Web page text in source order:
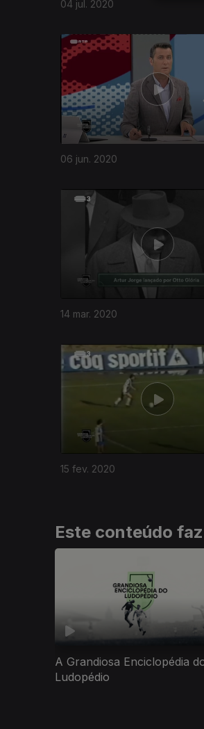
04 jul. 2020
06 jun. 2020
14 mar. 2020
15 fev. 2020
452306
Este conteúdo
A Grandiosa Enciclopédia
Ludopédio